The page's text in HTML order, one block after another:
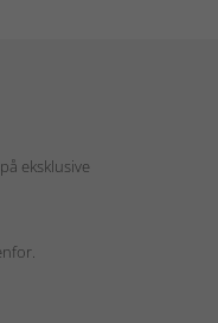
eksklusive